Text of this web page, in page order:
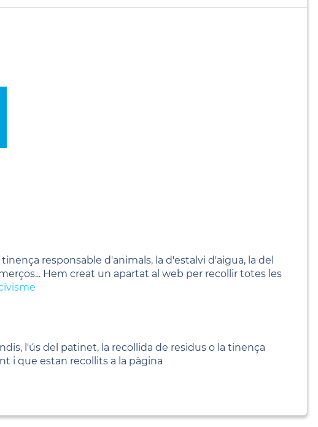
responsable d'animals, la d'estalvi d'aigua, la del
Hem creat un apartat al web per recollir totes les
l'ús del patinet, la recollida de residus o la tinença
i que estan recollits a la pàgina